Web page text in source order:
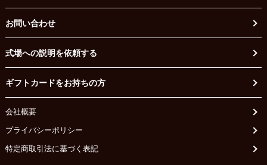
お問い合わせ
式場への説明を依頼する
ギフトカードをお持ちの方
会社概要
プライバシーポリシー
特定商取引法に基づく表記